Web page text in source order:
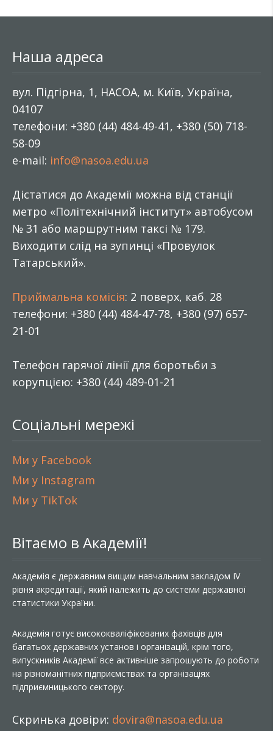
Наша адреса
вул. Підгірна, 1, НАСОА, м. Київ, Україна,
04107
телефони: +380 (44) 484-49-41, +380 (50) 718-
58-09
e-mail: info@nasoa.edu.ua
Дістатися до Академії можна від станції
метро «Політехнічний інститут» автобусом
№ 31 або маршрутним таксі № 179.
Виходити слід на зупинці «Провулок
Татарський».
Приймальна комісія: 2 поверх, каб. 28
телефони: +380 (44) 484-47-78, +380 (97) 657-
21-01
Телефон гарячої лінії для боротьби з
корупцією: +380 (44) 489-01-21
Соціальні мережі
Ми у Facebook
Ми у Instagram
Ми у TikTok
Вітаємо в Академії!
Академія є державним вищим навчальним закладом IV
рівня акредитації, який належить до системи державної
статистики України.
Академія готує висококваліфікованих фахівців для
багатьох державних установ і організацій, крім того,
випускників Академії все активніше запрошують до роботи
на різноманітних підприємствах та організаціях
підприємницького сектору.
Скринька довіри: dovira@nasoa.edu.ua